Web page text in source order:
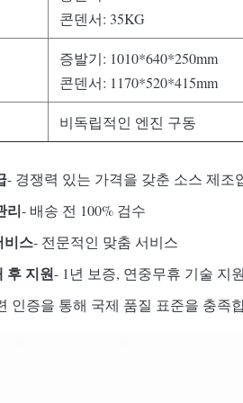
콘덴서: 35KG
증발기: 1010*640*250mm
콘덴서: 1170*520*415mm
비독립적인 엔진 구동
- 경쟁력 있는 가격을 갖춘 소스 제조
리- 배송 전 100% 검수
비스- 전문적인 맞춤 서비스
후 지원- 1년 보증, 연중무휴 기술 지원
인증을 통해 국제 품질 표준을 충족